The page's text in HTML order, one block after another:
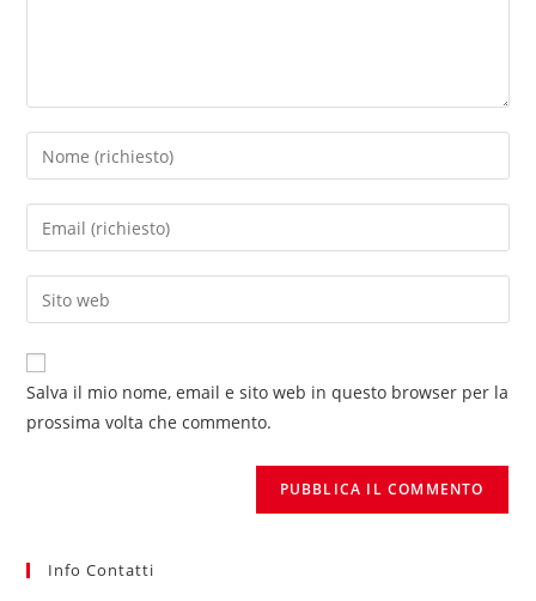
Inserisci
il
tuo
nome
nome
utente
per
commentare
Inserisci
il
tuo
indirizzo
per
commentare
Inserisci
l'URL
del
sito
(facoltativo)
Salva il mio nome, email e sito web in questo browser per la
prossima volta che commento.
Info Contatti